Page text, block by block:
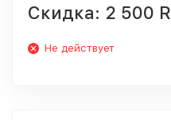
Скидка: 2 500 R
Не действует